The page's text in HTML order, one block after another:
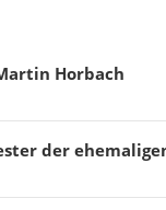
Horbach
der